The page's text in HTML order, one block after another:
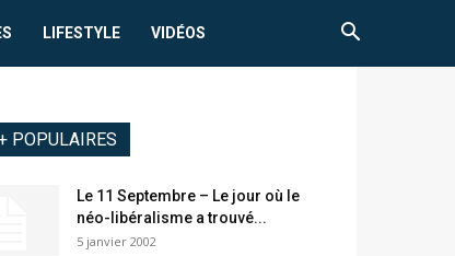
LIFESTYLE VIDÉOS
POPULAIRES
Le 11 Septembre – Le jour où le
néo-libéralisme a trouvé...
5 janvier 2002